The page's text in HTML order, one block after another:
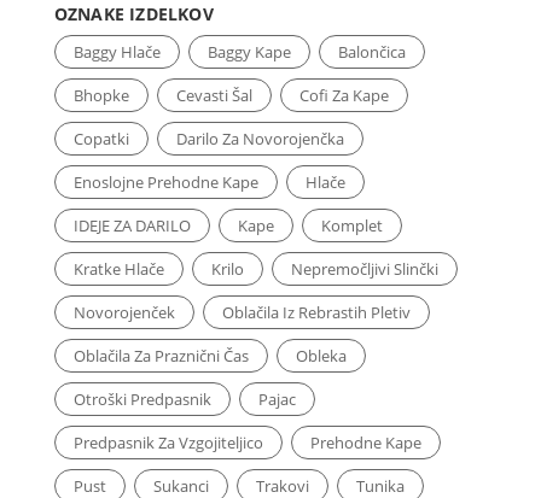
OZNAKE IZDELKOV
Baggy Hlače Baggy Kape
Balončica
Bhopke
Cevasti Šal
Cofi Za Kape
Copatki
Darilo Za Novorojenčka
Enoslojne Prehodne Kape
Hlače
IDEJE ZA DARILO
Kape
Komplet
Kratke Hlače
Krilo
Nepremočljivi Slinčki
Novorojenček
Oblačila Iz Rebrastih Pletiv
Oblačila Za Praznični Čas
Obleka
Otroški Predpasnik
Pajac
Predpasnik Za Vzgojiteljico
Prehodne Kape
Pust
Sukanci Trakovi
Tunika